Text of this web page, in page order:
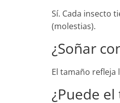
Sí. Cada insecto
(molestias).
¿Soñar
El tamaño
¿Puede